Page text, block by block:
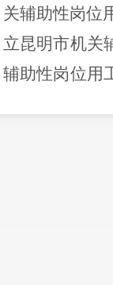
关辅助性岗位
立昆明市机关
辅助性岗位用